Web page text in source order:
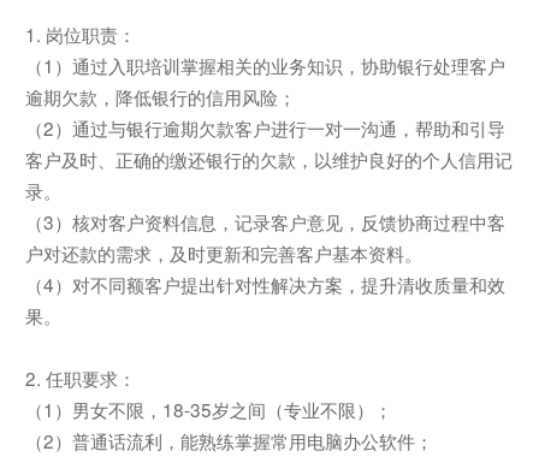
1. 岗位职责：
（1）通过入职培训掌握相关的业务知识，协助银行处理客户
逾期欠款，降低银行的信用风险；
（2）通过与银行逾期欠款客户进行一对一沟通，帮助和引导
客户及时、正确的缴还银行的欠款，以维护良好的个人信用记
录。
（3）核对客户资料信息，记录客户意见，反馈协商过程中客
户对还款的需求，及时更新和完善客户基本资料。
（4）对不同额客户提出针对性解决方案，提升清收质量和效
果。
2. 任职要求：
（1）男女不限，18-35岁之间（专业不限）；
（2）普通话流利，能熟练掌握常用电脑办公软件；